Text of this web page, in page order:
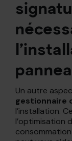
Un autre
gestionnaire
l’installation.
l’optimisation